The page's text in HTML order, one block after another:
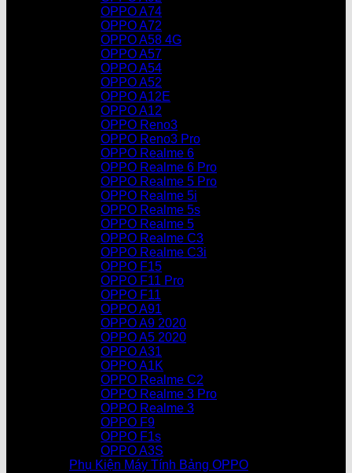
OPPO A74
OPPO A72
OPPO A58 4G
OPPO A57
OPPO A54
OPPO A52
OPPO A12E
OPPO A12
OPPO Reno3
OPPO Reno3 Pro
OPPO Realme 6
OPPO Realme 6 Pro
OPPO Realme 5 Pro
OPPO Realme 5i
OPPO Realme 5s
OPPO Realme 5
OPPO Realme C3
OPPO Realme C3i
OPPO F15
OPPO F11 Pro
OPPO F11
OPPO A91
OPPO A9 2020
OPPO A5 2020
OPPO A31
OPPO A1K
OPPO Realme C2
OPPO Realme 3 Pro
OPPO Realme 3
OPPO F9
OPPO F1s
OPPO A3S
Phụ Kiện Máy Tính Bảng OPPO